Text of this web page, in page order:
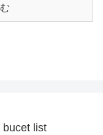
bucet list